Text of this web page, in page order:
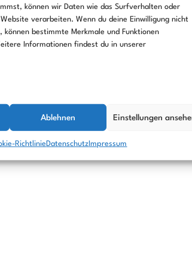
können wir Daten wie das Surfverhalten oder
verarbeiten. Wenn du deine Einwilligung nicht
bestimmte Merkmale und Funktionen
Informationen findest du in unserer
Ablehnen Einstellungen
Richtlinie Datenschutz Impressum